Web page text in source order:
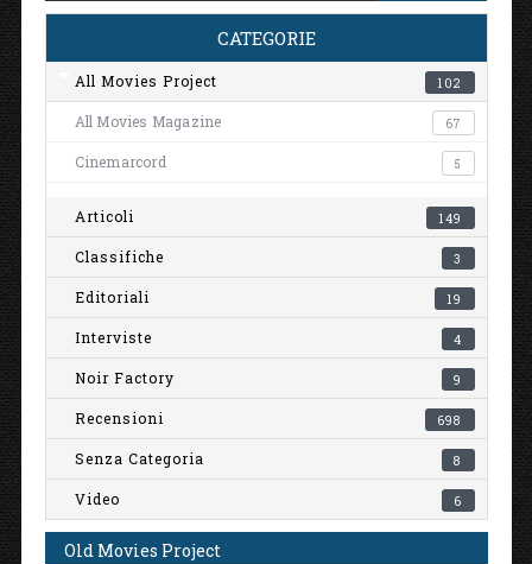
CATEGORIE
All Movies Project 102
All Movies Magazine 67
Cinemarcord 5
Articoli 149
Classifiche 3
Editoriali 19
Interviste 4
Noir Factory 9
Recensioni 698
Senza Categoria 8
Video 6
Old Movies Project